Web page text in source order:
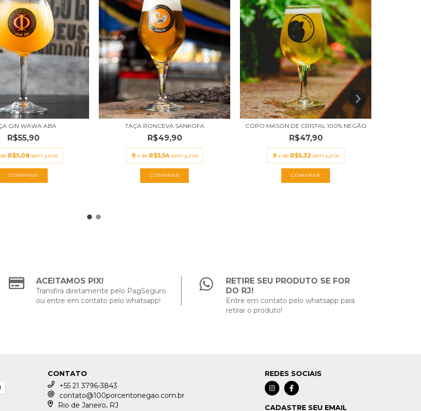
GIN WAWA ABA
R$55,90
R$5,08 sem juros
TAÇA RONCEVA SANKOFA
R$49,90
9 x de R$5,54 sem juros
COPO MASON DE CRISTAL 100% NEGÃO
R$47,90
9 x de R$5,32 sem juros
ACEITAMOS PIX!
Transfira diretamente pelo PagSeguro
ou entre em contato pelo whatsapp!
RETIRE SEU PRODUTO SE FOR
DO RJ!
Entre em contato pelo whatsapp para
retirar o produto!
CONTATO
+55 21 3796-3843
contato@100porcentonegao.com.br
Rio de Janeiro, RJ
REDES SOCIAIS
CADASTRE SEU EMAIL